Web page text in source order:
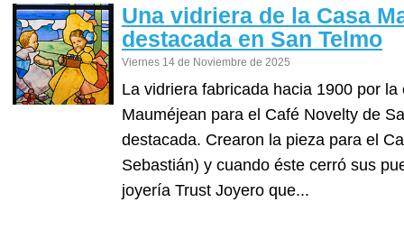
Una vidriera de la Casa
destacada en San Telmo
Viernes 14 de Noviembre de 2025
La vidriera fabricada hacia 1900 por
Mauméjean para el Café Novelty de
destacada. Crearon la pieza para el
Sebastián) y cuando éste cerró sus
joyería Trust Joyero que...